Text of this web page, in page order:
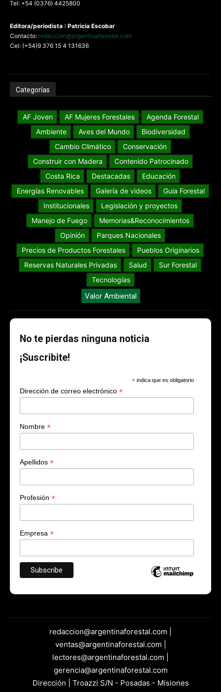
Tel: +54 (0376) 4425800
Editora/periodista : Patricia Escobar
Contacto: redaccion@argentinaforestal.com
Cel: (+54)9 376 15 4 131636
Categorías
AF Joven AF Mujeres Forestales
Agenda Forestal
Ambiente
Aves del Mundo
Biodiversidad
Cambio Climático
Conservación
Construir con Madera
Contenido Patrocinado
Costa Rica
Destacadas
Educación
Energías Renovables
Galería de videos
Guia Forestal
Institucionales
Legislación y proyectos
Manejo de Fuego
Memorias&Reconocimientos
Opinión
Parques Nacionales
Precios de Productos Forestales
Pueblos Originarios
Reservas Naturales Privadas
Salud
Sur Forestal
Tecnologías
Valor Ambiental
No te pierdas ninguna noticia
¡Suscribite!
* indica que es obligatorio
Dirección de correo electrónico *
Nombre *
Apellidos *
Profesión *
Empresa *
redaccion@argentinaforestal.com |
ventas@argentinaforestal.com |
lectores@argentinaforestal.com |
gerencia@argentinaforestal.com
Dirección | Troazzi S/N - Posadas - Misiones